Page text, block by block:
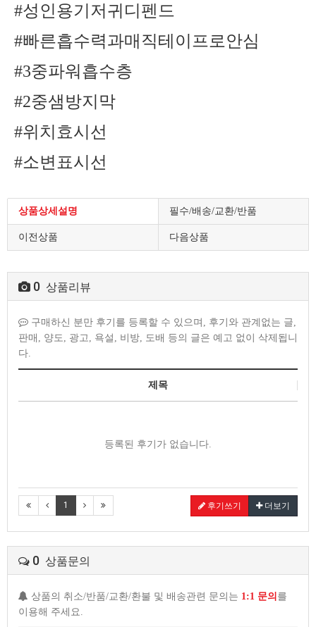
#성인용기저귀디펜드
#빠른흡수력과매직테이프로안심
#3중파워흡수층
#2중샘방지막
#위치효시선
#소변표시선
상품상세설명 필수/배송/교환/반품
이전상품 다음상품
0 상품리뷰
구매하신 분만 후기를 등록할 수 있으며, 후기와 관계없는 글,
판매, 양도, 광고, 욕설, 비방, 도배 등의 글은 예고 없이 삭제됩니
다.
제목
등록된 후기가 없습니다.
1 후기쓰기 더보기
0 상품문의
상품의 취소/반품/교환/환불 및 배송관련 문의는 1:1 문의 를
이용해 주세요.